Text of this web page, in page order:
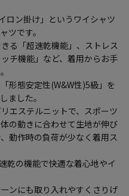
ロン掛け」というワイシャツ
ツです。
る「超速乾機能」、ストレス
チ機能」など、着用からお手
形態安定性(W&W性)5級」を
ました。
エステルニットで、スポーツ
の動きに合わせて生地が伸び
動作時の負荷が少なく着用ス
乾の機能で快適な着心地やイ
ンにも取り入れやすくさりげ